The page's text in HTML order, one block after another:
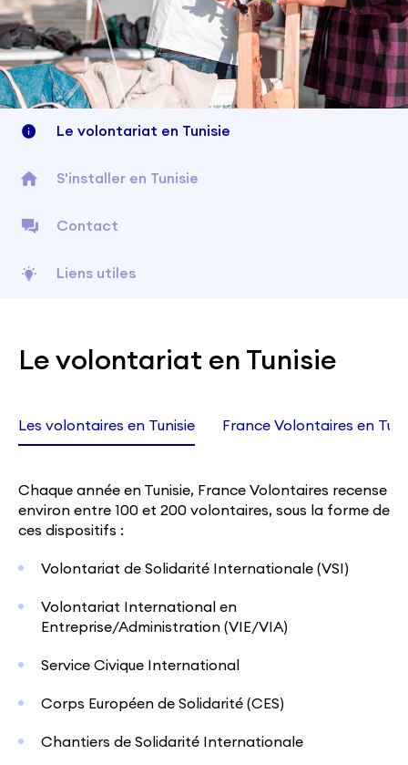
Le volontariat en Tunisie
S'installer en Tunisie
Contact
Liens utiles
Le volontariat en Tunisie
Les volontaires en Tunisie France Volontaires en
Chaque année en Tunisie, France Volontaires recense
environ entre 100 et 200 volontaires, sous la forme de
ces dispositifs :
Volontariat de Solidarité Internationale (VSI)
Volontariat International en
Entreprise/Administration (VIE/VIA)
Service Civique International
Corps Européen de Solidarité (CES)
Chantiers de Solidarité Internationale